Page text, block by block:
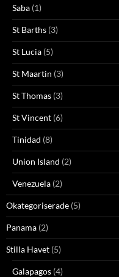
Saba (1)
St Barths (3)
St Lucia (5)
St Maartin (3)
St Thomas (3)
St Vincent (6)
Tinidad (8)
Union Island (2)
Venezuela (2)
Okategoriserade (5)
Panama (2)
Stilla Havet (5)
Galapagos (4)